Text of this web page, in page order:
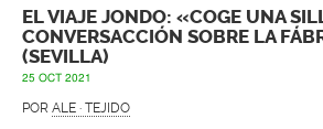
EL VIAJE JONDO: «COGE UNA
CONVERSACCIÓN SOBRE LA
(SEVILLA)
25 OCT 2021
POR ALE · TEJIDO